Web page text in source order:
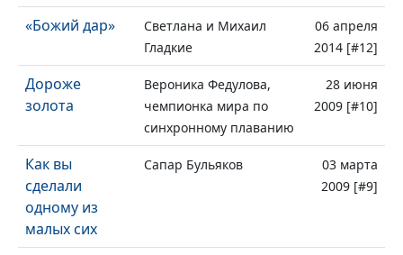
«Божий дар»
Светлана и Михаил
Гладкие
06 апреля
2014 [#12]
Дороже
золота
Вероника Федулова,
чемпионка мира по
синхронному плаванию
28 июня
2009 [#10]
Как вы
сделали
одному из
малых сих
Сапар Бульяков
03 марта
2009 [#9]